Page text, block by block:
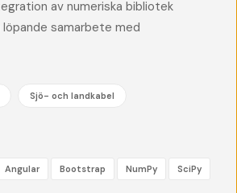
av numeriska bibliotek
löpande samarbete med
Sjö- och landkabel
Angular Bootstrap NumPy SciPy